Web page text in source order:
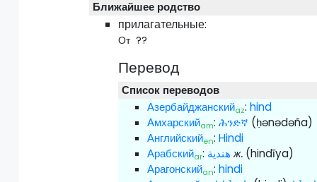
Ближайшее родство
прилагательные:
От ??
Перевод
Список переводов
Азербайджанскийaz:hind
Амхарскийam:ሕንድኛ (ḥənədəña)
Английскийen:Hindi
Арабскийar: هندية ж. (hindīya)
Арагонскийan:hindi